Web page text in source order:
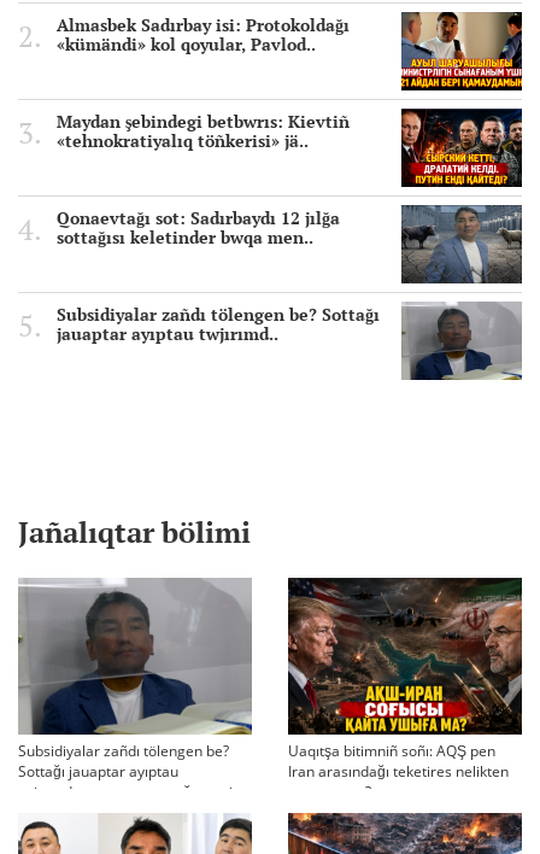
Almasbek Sadırbay isi: Protokoldağı
«kümändi» kol qoyular, Pavlod..
Maydan şebindegi betbwrıs: Kievtiñ
«tehnokratiyalıq töñkerisi» jä..
Qonaevtağı sot: Sadırbaydı 12 jılğa
sottağısı keletinder bwqa men..
Subsidiyalar zañdı tölengen be? Sottağı
jauaptar ayıptau twjırımd..
Jañalıqtar bölimi
Subsidiyalar zañdı tölengen be?
Sottağı jauaptar ayıptau
twjırımdarın qayta qarauğa negiz
bola ala ma?
Uaqıtşa bitimniñ soñı: AQŞ pen
Iran arasındağı teketires nelikten
qayta uşıqtı?